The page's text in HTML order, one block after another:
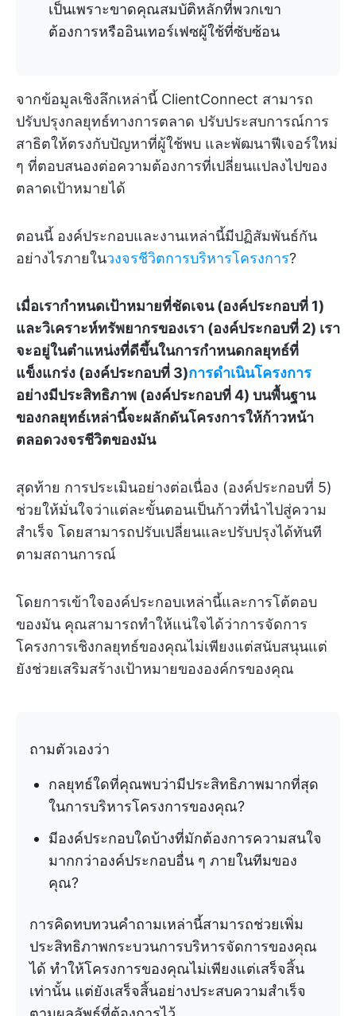
เป็นเพราะขาดคุณสมบัติหลักที่พวกเขา
ต้องการหรืออินเทอร์เฟซผู้ใช้ที่ซับซ้อน
จากข้อมูลเชิงลึกเหล่านี้ ClientConnect สามารถ
ปรับปรุงกลยุทธ์ทางการตลาด ปรับประสบการณ์การ
สาธิตให้ตรงกับปัญหาที่ผู้ใช้พบ และพัฒนาฟีเจอร์ใหม่
ๆ ที่ตอบสนองต่อความต้องการที่เปลี่ยนแปลงไปของ
ตลาดเป้าหมายได้
ตอนนี้ องค์ประกอบและงานเหล่านี้มีปฏิสัมพันธ์กัน
อย่างไรภายในวงจรชีวิตการบริหารโครงการ?
เมื่อเรากำหนดเป้าหมายที่ชัดเจน (องค์ประกอบที่ 1)
และวิเคราะห์ทรัพยากรของเรา (องค์ประกอบที่ 2) เรา
จะอยู่ในตำแหน่งที่ดีขึ้นในการกำหนดกลยุทธ์ที่
แข็งแกร่ง (องค์ประกอบที่ 3)การดำเนินโครงการ
อย่างมีประสิทธิภาพ (องค์ประกอบที่ 4) บนพื้นฐาน
ของกลยุทธ์เหล่านี้จะผลักดันโครงการให้ก้าวหน้า
ตลอดวงจรชีวิตของมัน
สุดท้าย การประเมินอย่างต่อเนื่อง (องค์ประกอบที่ 5)
ช่วยให้มั่นใจว่าแต่ละขั้นตอนเป็นก้าวที่นำไปสู่ความ
สำเร็จ โดยสามารถปรับเปลี่ยนและปรับปรุงได้ทันที
ตามสถานการณ์
โดยการเข้าใจองค์ประกอบเหล่านี้และการโต้ตอบ
ของมัน คุณสามารถทำให้แน่ใจได้ว่าการจัดการ
โครงการเชิงกลยุทธ์ของคุณไม่เพียงแต่สนับสนุนแต่
ยังช่วยเสริมสร้างเป้าหมายขององค์กรของคุณ
ถามตัวเองว่า
กลยุทธ์ใดที่คุณพบว่ามีประสิทธิภาพมากที่สุด
ในการบริหารโครงการของคุณ?
มีองค์ประกอบใดบ้างที่มักต้องการความสนใจ
มากกว่าองค์ประกอบอื่น ๆ ภายในทีมของ
คุณ?
การคิดทบทวนคำถามเหล่านี้สามารถช่วยเพิ่ม
ประสิทธิภาพกระบวนการบริหารจัดการของคุณ
ได้ ทำให้โครงการของคุณไม่เพียงแต่เสร็จสิ้น
เท่านั้น แต่ยังเสร็จสิ้นอย่างประสบความสำเร็จ